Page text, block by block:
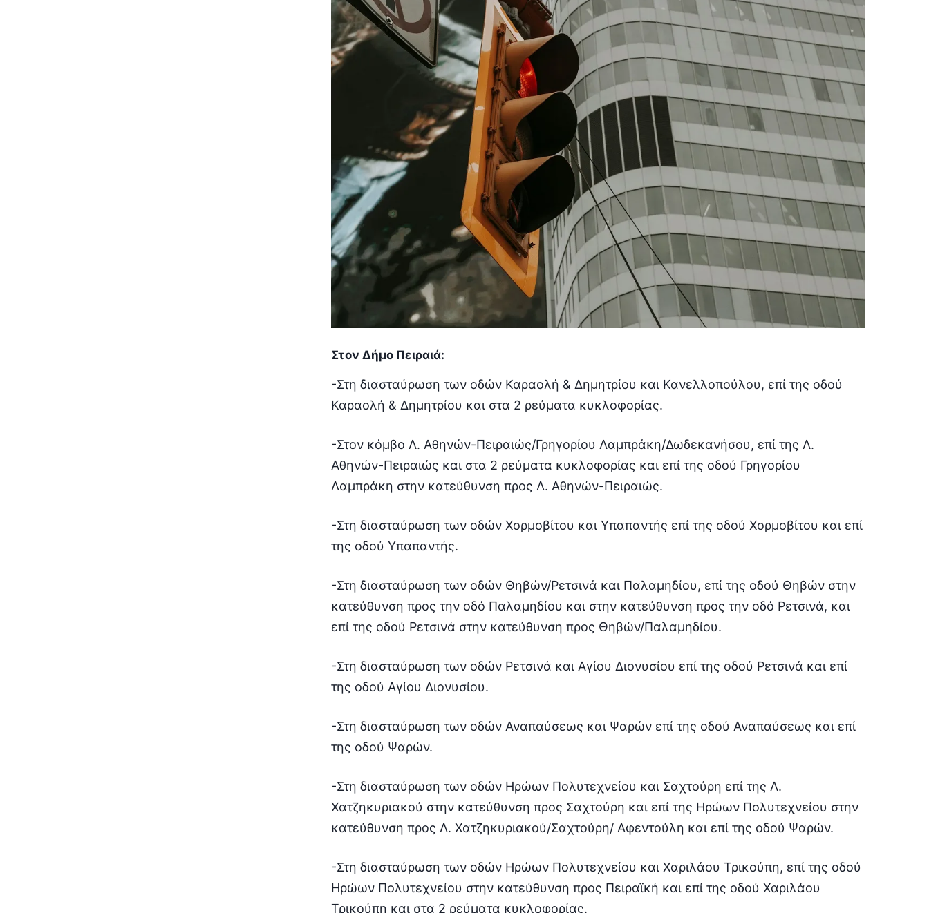
Στον Δήμο Πειραιά:
-Στη διασταύρωση των οδών Καραολή & Δημητρίου και Κανελλοπούλου, επί της οδού
Καραολή & Δημητρίου και στα 2 ρεύματα κυκλοφορίας.
-Στον κόμβο Λ. Αθηνών-Πειραιώς/Γρηγορίου Λαμπράκη/Δωδεκανήσου, επί της Λ.
Αθηνών-Πειραιώς και στα 2 ρεύματα κυκλοφορίας και επί της οδού Γρηγορίου
Λαμπράκη στην κατεύθυνση προς Λ. Αθηνών-Πειραιώς.
-Στη διασταύρωση των οδών Χορμοβίτου και Υπαπαντής επί της οδού Χορμοβίτου και επί
της οδού Υπαπαντής.
-Στη διασταύρωση των οδών Θηβών/Ρετσινά και Παλαμηδίου, επί της οδού Θηβών στην
κατεύθυνση προς την οδό Παλαμηδίου και στην κατεύθυνση προς την οδό Ρετσινά, και
επί της οδού Ρετσινά στην κατεύθυνση προς Θηβών/Παλαμηδίου.
-Στη διασταύρωση των οδών Ρετσινά και Αγίου Διονυσίου επί της οδού Ρετσινά και επί
της οδού Αγίου Διονυσίου.
-Στη διασταύρωση των οδών Αναπαύσεως και Ψαρών επί της οδού Αναπαύσεως και επί
της οδού Ψαρών.
-Στη διασταύρωση των οδών Ηρώων Πολυτεχνείου και Σαχτούρη επί της Λ.
Χατζηκυριακού στην κατεύθυνση προς Σαχτούρη και επί της Ηρώων Πολυτεχνείου στην
κατεύθυνση προς Λ. Χατζηκυριακού/Σαχτούρη/ Αφεντούλη και επί της οδού Ψαρών.
-Στη διασταύρωση των οδών Ηρώων Πολυτεχνείου και Χαριλάου Τρικούπη, επί της οδού
Ηρώων Πολυτεχνείου στην κατεύθυνση προς Πειραϊκή και επί της οδού Χαριλάου
Τρικούπη και στα 2 ρεύματα κυκλοφορίας.